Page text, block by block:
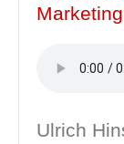
Ulrich